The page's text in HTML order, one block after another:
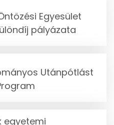
Egyesület
pályázata
Utánpótlást
egyetemi